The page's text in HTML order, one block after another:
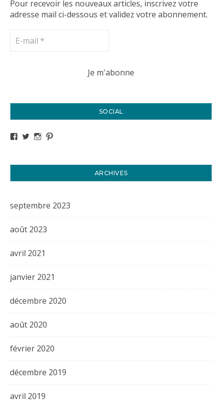
Pour recevoir les nouveaux articles, inscrivez votre
adresse mail ci-dessous et validez votre abonnement.
SOCIAL
Voir le profil de titval35 sur Facebook
Voir le profil de titval35 sur Twitter
Voir le profil de titval35 sur Instagram
ARCHIVES
septembre 2023
août 2023
avril 2021
janvier 2021
décembre 2020
août 2020
février 2020
décembre 2019
avril 2019